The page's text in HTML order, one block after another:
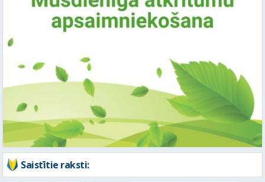
Saistītie raksti: